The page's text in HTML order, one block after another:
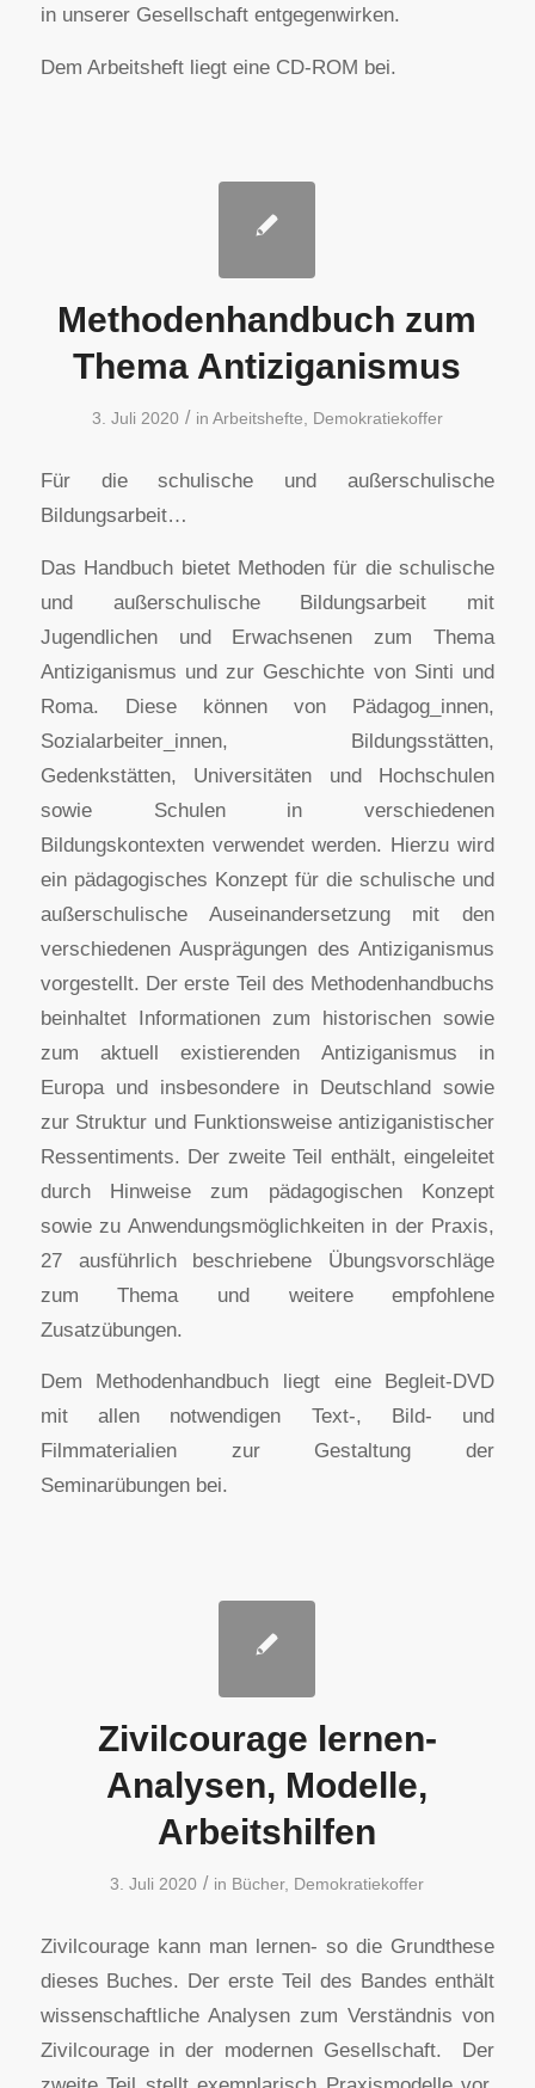
in unserer Gesellschaft entgegenwirken.
Dem Arbeitsheft liegt eine CD-ROM bei.
Methodenhandbuch zum
Thema Antiziganismus
3. Juli 2020 / in Arbeitshefte, Demokratiekoffer
Für die schulische und außerschulische
Bildungsarbeit…
Das Handbuch bietet Methoden für die schulische
und außerschulische Bildungsarbeit mit
Jugendlichen und Erwachsenen zum Thema
Antiziganismus und zur Geschichte von Sinti und
Roma. Diese können von Pädagog_innen,
Sozialarbeiter_innen, Bildungsstätten,
Gedenkstätten, Universitäten und Hochschulen
sowie Schulen in verschiedenen
Bildungskontexten verwendet werden. Hierzu wird
ein pädagogisches Konzept für die schulische und
außerschulische Auseinandersetzung mit den
verschiedenen Ausprägungen des Antiziganismus
vorgestellt. Der erste Teil des Methodenhandbuchs
beinhaltet Informationen zum historischen sowie
zum aktuell existierenden Antiziganismus in
Europa und insbesondere in Deutschland sowie
zur Struktur und Funktionsweise antiziganistischer
Ressentiments. Der zweite Teil enthält, eingeleitet
durch Hinweise zum pädagogischen Konzept
sowie zu Anwendungsmöglichkeiten in der Praxis,
27 ausführlich beschriebene Übungsvorschläge
zum Thema und weitere empfohlene
Zusatzübungen.
Dem Methodenhandbuch liegt eine Begleit-DVD
mit allen notwendigen Text-, Bild- und
Filmmaterialien zur Gestaltung der
Seminarübungen bei.
Zivilcourage lernen-
Analysen, Modelle,
Arbeitshilfen
3. Juli 2020 / in Bücher, Demokratiekoffer
Zivilcourage kann man lernen- so die Grundthese
dieses Buches. Der erste Teil des Bandes enthält
wissenschaftliche Analysen zum Verständnis von
Zivilcourage in der modernen Gesellschaft. Der